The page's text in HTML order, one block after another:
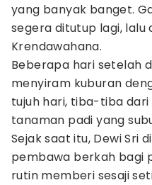
yang banyak banget.
segera ditutup lagi, lalu
Krendawahana.
Beberapa hari setelah
menyiram kuburan
tujuh hari, tiba-tiba
tanaman padi yang
Sejak saat itu, Dewi Sri
pembawa berkah bagi
rutin memberi sesaji